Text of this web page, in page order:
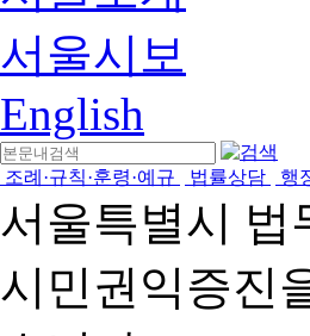
서울시보
English
조례·규칙·훈령·예규 법률상담 행
서울특별시 법
시민권익증진